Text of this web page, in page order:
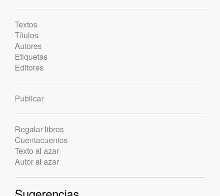
Textos
Títulos
Autores
Etiquetas
Editores
Publicar
Regalar libros
Cuentacuentos
Texto al azar
Autor al azar